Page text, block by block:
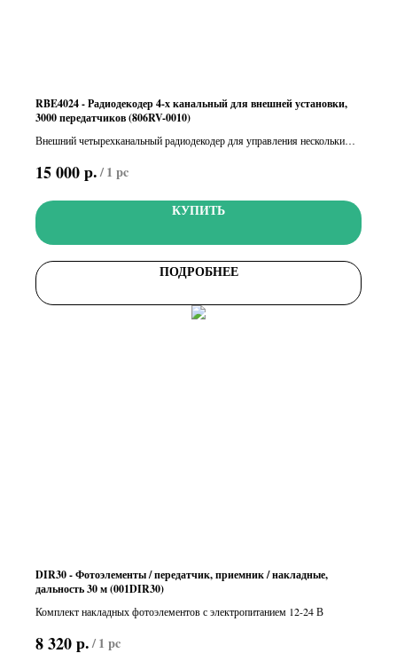
RBE4024 - Радиодекодер 4-х канальный для внешней установки,
3000 передатчиков (806RV-0010)
Внешний четырехканальный радиодекодер для управления несколькими
различных кодов пользователей и совместимый с пультами ДУ серий:
15 000р./1 pc
КУПИТЬ
ПОДРОБНЕЕ
DIR30 - Фотоэлементы / передатчик, приемник / накладные,
дальность 30 м (001DIR30)
Комплект накладных фотоэлементов с электропитанием 12-24 В
8 320р./1 pc